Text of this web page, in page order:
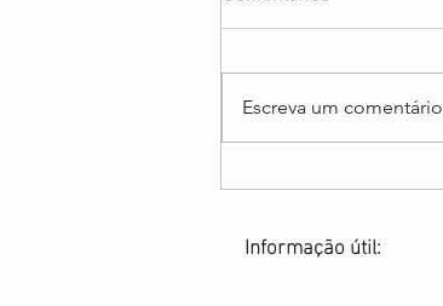
Escreva um comentário
Informação útil: